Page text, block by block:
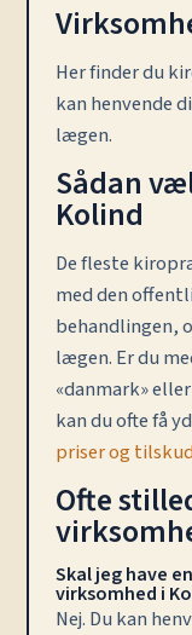
Her finder du
kan henvende
lægen.
Sådan
Kolind
De fleste
med den
behandlingen,
lægen. Er du
«danmark»
kan du ofte få
priser og tilskud
Ofte
Skal jeg have
virksomhed i
Nej. Du kan